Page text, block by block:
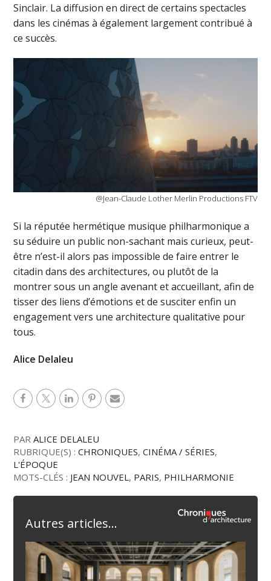
Sinclair. La diffusion en direct de certains spectacles
dans les cinémas à également largement contribué à
ce succès.
@Jean-Claude Lother Merlin Productions FTV
Si la réputée hermétique musique philharmonique a
su séduire un public non-sachant mais curieux, peut-
être n’est-il alors pas impossible de faire entrer le
citadin dans des architectures, ou plutôt de la
montrer sous un angle avenant et accueillant, afin de
tisser des liens d’émotions et de susciter enfin un
engagement vers une architecture qualitative pour
tous.
Alice Delaleu
PARALICE DELALEU
RUBRIQUE(S) :CHRONIQUES,CINÉMA / SÉRIES,
L'ÉPOQUE
MOTS-CLÉS : JEAN NOUVEL, PARIS, PHILHARMONIE
Autres articles...